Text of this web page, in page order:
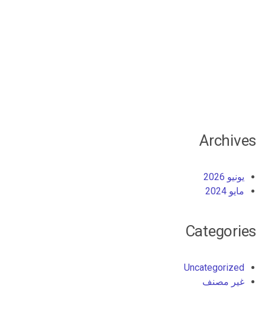
Archives
يونيو 2026
مايو 2024
Categories
Uncategorized
غير مصنف